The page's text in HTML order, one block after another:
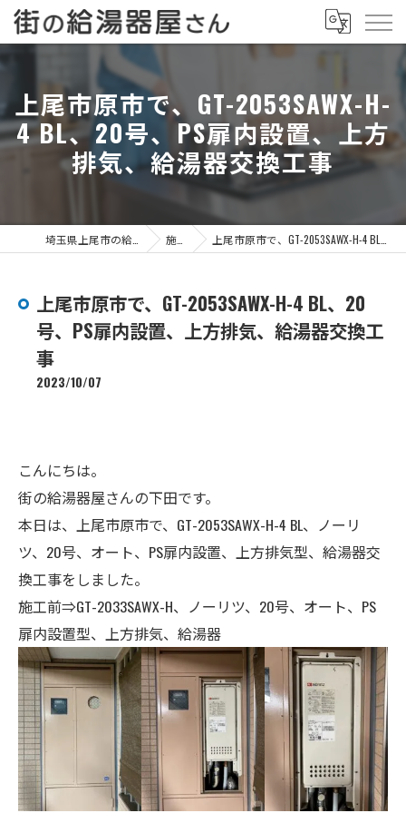
上尾市原市で、GT-2053SAWX-H-
4 BL、20号、PS扉内設置、上方
排気、給湯器交換工事
埼玉県上尾市の給湯器なら街の給湯器屋さん 施工事例 上尾市原市で、GT-2053SAWX-H-4 BL、20号、PS扉内設置、上方排気、給湯器交換工事
上尾市原市で、GT-2053SAWX-H-4 BL、20
号、PS扉内設置、上方排気、給湯器交換工
事
2023/10/07
こんにちは。
街の給湯器屋さんの下田です。
本日は、上尾市原市で、GT-2053SAWX-H-4 BL、ノーリ
ツ、20号、オート、 PS扉内設置、上方排気型、 給湯器交
換工事をしました。
施工前⇒GT-2033SAWX-H、ノーリツ、20号、オート、 PS
扉内設置型、上方排気、給湯器